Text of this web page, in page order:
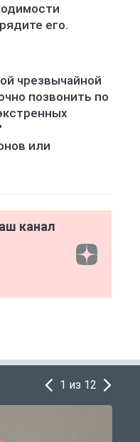
его.
чрезвычайной
позвонить по
или
канал
1 из 12